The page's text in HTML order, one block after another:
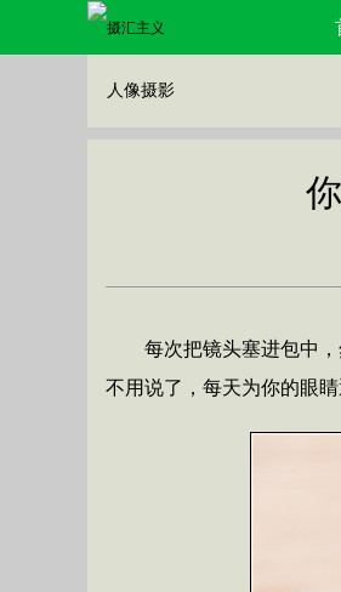
人像摄影
每次把镜头塞进包中
不用说了，每天为你的眼